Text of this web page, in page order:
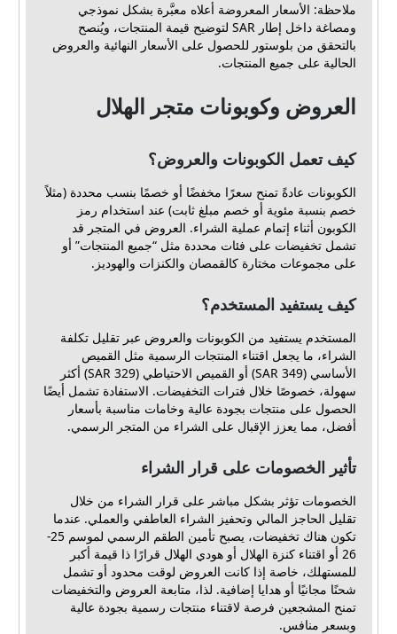
ملاحظة: الأسعار المعروضة أعلاه معبَّرة بشكل نموذجي
ومصاغة داخل إطار SAR لتوضيح قيمة المنتجات، ويُنصح
بالتحقق من بلوستور للحصول على الأسعار النهائية والعروض
الحالية على جميع المنتجات.
العروض وكوبونات متجر الهلال
كيف تعمل الكوبونات والعروض؟
الكوبونات عادةً تمنح سعرًا مخفضًا أو خصمًا بنسب محددة (مثلاً
خصم بنسبة مئوية أو خصم مبلغ ثابت) عند استخدام رمز
الكوبون أثناء إتمام عملية الشراء. العروض في المتجر قد
تشمل تخفيضات على فئات محددة مثل “جميع المنتجات” أو
على مجموعات مختارة كالقمصان والكنزات والهوديز.
كيف يستفيد المستخدم؟
المستخدم يستفيد من الكوبونات والعروض عبر تقليل تكلفة
الشراء، ما يجعل اقتناء المنتجات الرسمية مثل القميص
الأساسي (349 SAR) أو القميص الاحتياطي (329 SAR) أكثر
سهولة، خصوصًا خلال فترات التخفيضات. الاستفادة تشمل أيضًا
الحصول على منتجات بجودة عالية وخامات مناسبة بأسعار
أفضل، مما يعزز الإقبال على الشراء من المتجر الرسمي.
تأثير الخصومات على قرار الشراء
الخصومات تؤثر بشكل مباشر على قرار الشراء من خلال
تقليل الحاجز المالي وتحفيز الشراء العاطفي والعملي. عندما
تكون هناك تخفيضات، يصبح تأمين الطقم الرسمي لموسم 25-
26 أو اقتناء كنزة الهلال أو هودي الهلال قرارًا ذا قيمة أكبر
للمستهلك، خاصة إذا كانت العروض لوقت محدود أو تشمل
شحنًا مجانيًا أو هدايا إضافية. لذا، متابعة العروض والتخفيضات
تمنح المشجعين فرصة لاقتناء منتجات رسمية بجودة عالية
وبسعر منافس.